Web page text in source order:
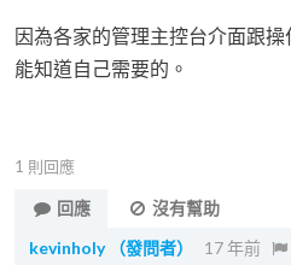
因為各家的管理主控台介面跟
能知道自己需要的。
1 則回應
回應
沒有幫助
kevinholy
（發問者） 17 年前